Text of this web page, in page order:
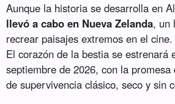
Aunque la historia se desarrolla en
llevó a cabo en Nueva Zelanda, un
recrear paisajes extremos en el
El corazón de la bestia se estrenará
septiembre de 2026, con la
de supervivencia clásico, seco y sin